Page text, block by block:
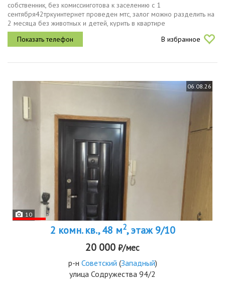
собственник, без комиссииготова к заселению с 1
сентября42тркуинтернет проведен мтс, залог можно разделить на
2 месяца без животных и детей, курить в квартире
запрещеноимеется тв на фото отсутствует, стиральная и
посудомоечные машины, утюг,...
В избранное
06.08.26
10
2 комн. кв., 48 м2, этаж 9/10
20 000 ₽/мес
р-н Советский (Западный)
улица Содружества 94/2